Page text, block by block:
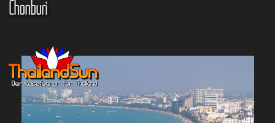
Chonburi